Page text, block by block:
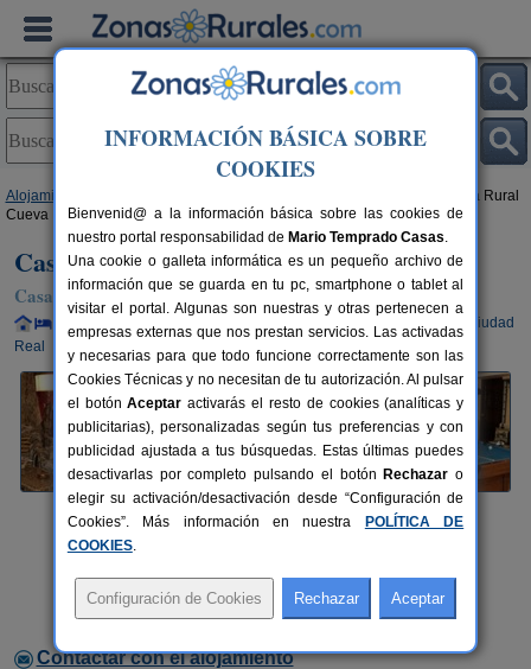
Alojamientos
> Casa Rural
Cueva La Dama
Casa Rural Cueva La Dama
Casa Rural en Pedro Muñoz (Ciudad Real)
Alquiler completo y por habitaciones 6 plazas
120 km de Ciudad
Real
Contactar con el alojamiento
INFORMACIÓN BÁSICA SOBRE
COOKIES
Bienvenid@ a la información básica sobre las cookies de
nuestro portal responsabilidad de Mario Temprado Casas.
Una cookie o galleta informática es un pequeño archivo de
información que se guarda en tu pc, smartphone o tablet al
visitar el portal. Algunas son nuestras y otras pertenecen a
empresas externas que nos prestan servicios. Las activadas
y necesarias para que todo funcione correctamente son las
Cookies Técnicas y no necesitan de tu autorización. Al pulsar
el botónAceptar activarás el resto de cookies (analíticas y
publicitarias), personalizadas según tus preferencias y con
publicidad ajustada a tus búsquedas. Estas últimas puedes
desactivarlas por completo pulsando el botón Rechazar o
elegir su activación/desactivación desde “Configuración de
Cookies”. Más información en nuestra
POLÍTICA DE
COOKIES.